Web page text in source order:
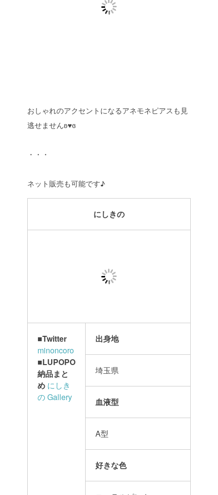
おしゃれのアクセントになるアネモネピアスも見
逃せませんʚ♥ɞ
・・・
ネット販売も可能です♪
にしきの
■Twitter
minoncoro
■LUPOPO
納品まと
め にしき
の Gallery
出身地
埼玉県
血液型
A型
好きな色